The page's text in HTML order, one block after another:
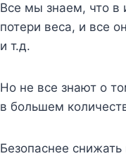
Все мы знаем, что
потери веса, и все
и т.д.
Но не все знают о
в большем
Безопаснее